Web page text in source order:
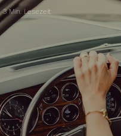
3 Min. Lesezeit